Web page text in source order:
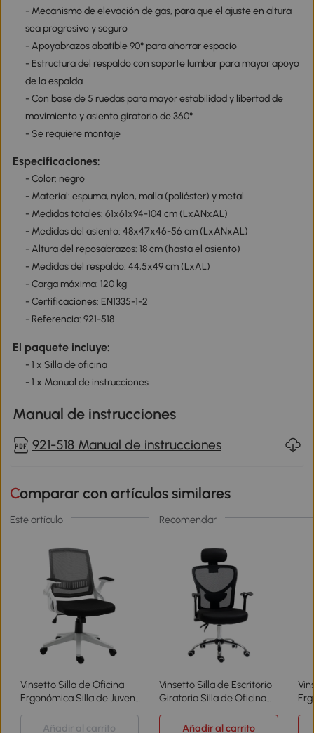
- Mecanismo de elevación de gas, para que el ajuste en altura
sea progresivo y seguro
- Apoyabrazos abatible 90° para ahorrar espacio
- Estructura del respaldo con soporte lumbar para mayor apoyo
de la espalda
- Con base de 5 ruedas para mayor estabilidad y libertad de
movimiento y asiento giratorio de 360°
- Se requiere montaje
Especificaciones:
- Color: negro
- Material: espuma, nylon, malla (poliéster) y metal
- Medidas totales: 61x61x94-104 cm (LxANxAL)
- Medidas del asiento: 48x47x46-56 cm (LxANxAL)
- Altura del reposabrazos: 18 cm (hasta el asiento)
- Medidas del respaldo: 44,5x49 cm (LxAL)
- Carga máxima: 120 kg
- Certificaciones: EN1335-1-2
- Referencia: 921-518
El paquete incluye:
- 1 x Silla de oficina
- 1 x Manual de instrucciones
Manual de instrucciones
921-518 Manual de instrucciones
Comparar con artículos similares
Este artículo Recomendar
Vinsetto Silla de Oficina
Ergonómica Silla de Juvenil
Reposabrazos Abatibles
Vinsetto Silla de Escritorio
Giratoria Silla de Oficina
Respaldo Reclinable
Añadir al carrito Añadir al carrito